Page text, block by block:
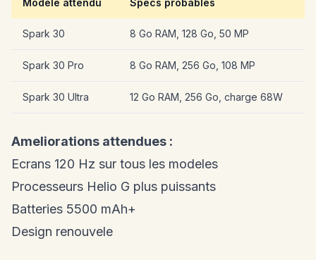
Spark 30 8 Go RAM, 128 Go, 50 MP
Spark 30 Pro 8 Go RAM, 256 Go, 108 MP
Spark 30 Ultra 12 Go RAM, 256 Go, charge 68W
Ameliorations attendues :
Ecrans 120 Hz sur tous les modeles
Processeurs Helio G plus puissants
Batteries 5500 mAh+
Design renouvele